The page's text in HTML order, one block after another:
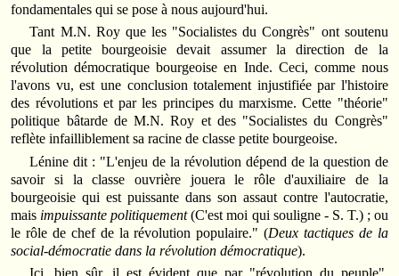
fondamentales qui se pose à nous aujourd'hui.
Tant M.N. Roy que les "Socialistes du Congrès" ont soutenu
que la petite bourgeoisie devait assumer la direction de la
révolution démocratique bourgeoise en Inde. Ceci, comme nous
l'avons vu, est une conclusion totalement injustifiée par l'histoire
des révolutions et par les principes du marxisme. Cette "théorie"
politique bâtarde de M.N. Roy et des "Socialistes du Congrès"
reflète infailliblement sa racine de classe petite bourgeoise.
Lénine dit : "L'enjeu de la révolution dépend de la question de
savoir si la classe ouvrière jouera le rôle d'auxiliaire de la
bourgeoisie qui est puissante dans son assaut contre l'autocratie,
mais impuissante politiquement(C'est moi qui souligne - S. T.) ; ou
le rôle de chef de la révolution populaire." (Deux tactiques de la
social-démocratie dans la révolution démocratique).
Ici, bien sûr, il est évident que par "révolution du peuple",